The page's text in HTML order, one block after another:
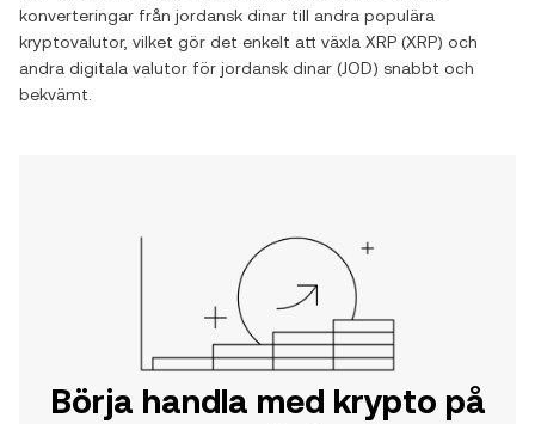
konverteringar från jordansk dinar till andra populära
kryptovalutor, vilket gör det enkelt att växla XRP (XRP) och
andra digitala valutor för jordansk dinar (JOD) snabbt och
bekvämt.
Börja handla med krypto på